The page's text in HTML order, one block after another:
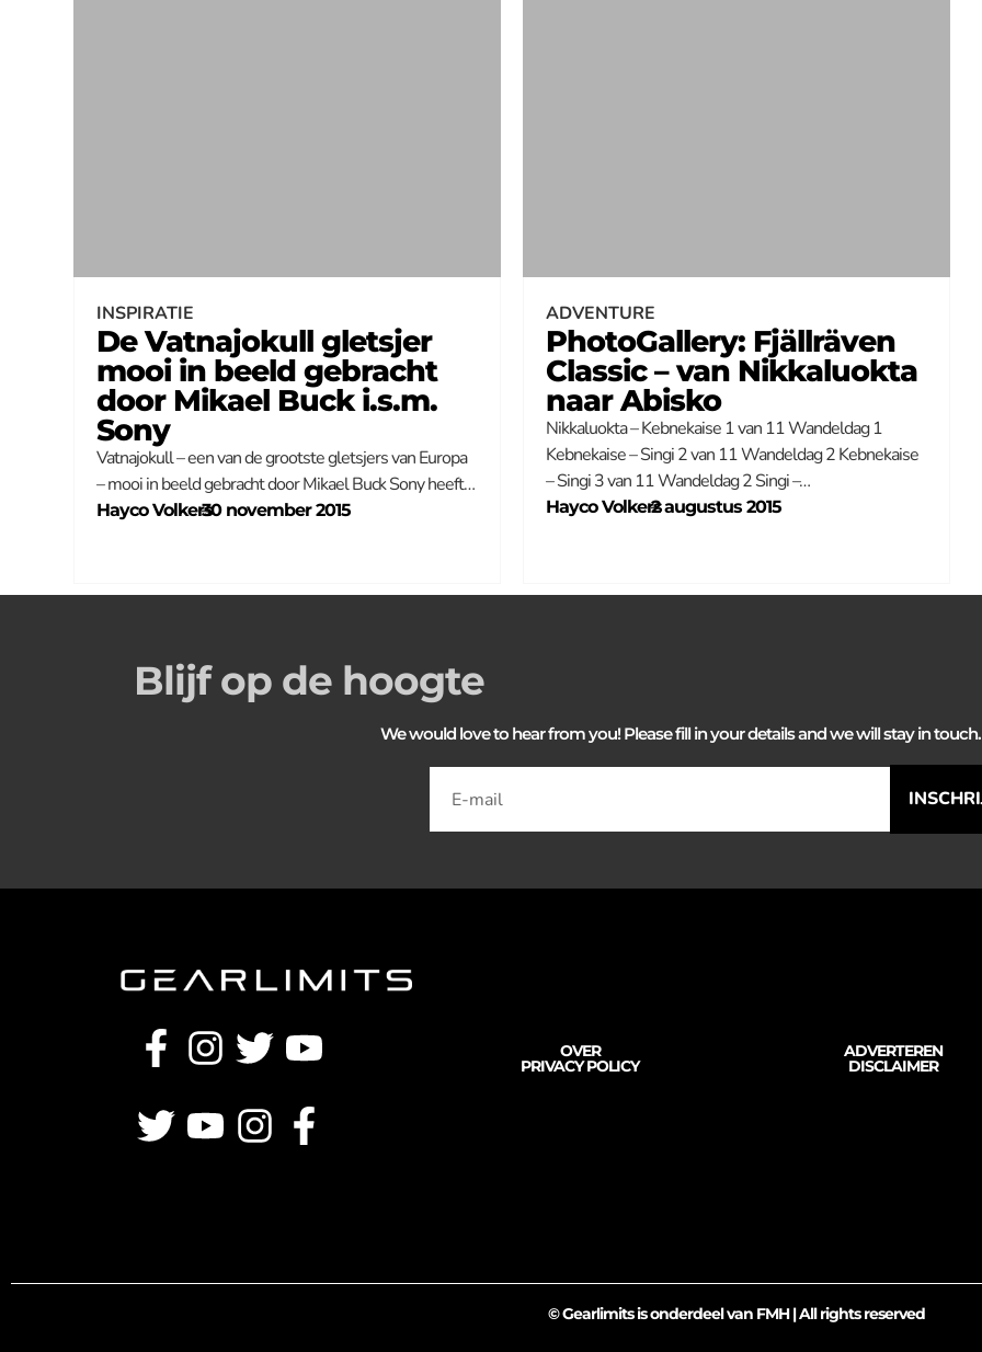
INSPIRATIE
De Vatnajokull gletsjer
mooi in beeld gebracht
door Mikael Buck i.s.m.
Sony
Vatnajokull – een van de grootste gletsjers van Europa
– mooi in beeld gebracht door Mikael Buck Sony heeft…
Hayco Volkers
–
30 november 2015
ADVENTURE
PhotoGallery: Fjällräven
Classic – van Nikkaluokta
naar Abisko
Nikkaluokta – Kebnekaise 1 van 11 Wandeldag 1
Kebnekaise – Singi 2 van 11 Wandeldag 2 Kebnekaise
– Singi 3 van 11 Wandeldag 2 Singi –…
Hayco Volkers
–
2 augustus 2015
Blijf op de hoogte
We would love to hear from you! Please fill in your details and we will stay in
OVER
PRIVACY POLICY
ADVERTEREN
DISCLAIMER
© Gearlimits is onderdeel van FMH | All rights reserved